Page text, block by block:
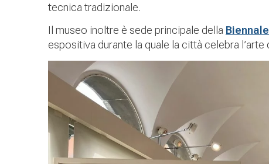
tecnica tradizionale.
Il museo inoltre è sede principale della
espositiva durante la quale la città celebra